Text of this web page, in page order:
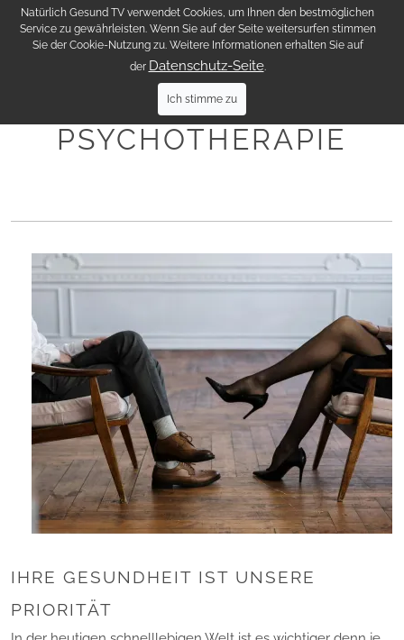
NATÜRLICH
GESUND
PSYCHOTHERAPIE
IHRE GESUNDHEIT IST UNSERE
PRIORITÄT
Natürlich Gesund TV verwendet Cookies, um Ihnen den bestmöglichen
Service zu gewährleisten. Wenn Sie auf der Seite weitersurfen stimmen
Sie der Cookie-Nutzung zu. Weitere Informationen erhalten Sie auf
der Datenschutz-Seite.
Ich stimme zu